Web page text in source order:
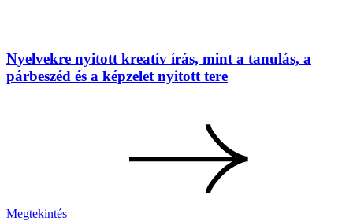
Nyelvekre nyitott kreatív írás, mint a tanulás, a
párbeszéd és a képzelet nyitott tere
Megtekintés